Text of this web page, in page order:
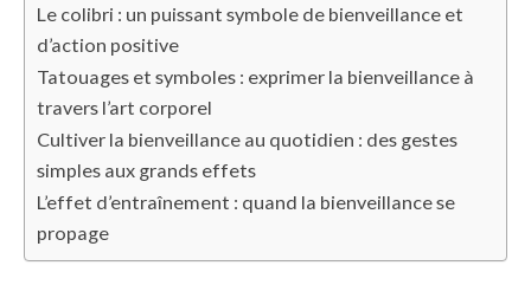
Le colibri : un puissant symbole de bienveillance et
d’action positive
Tatouages et symboles : exprimer la bienveillance à
travers l’art corporel
Cultiver la bienveillance au quotidien : des gestes
simples aux grands effets
L’effet d’entraînement : quand la bienveillance se
propage